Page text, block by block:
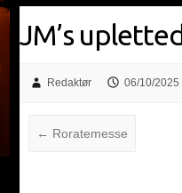
JM’s
Redaktør 06/10/2025
← Roratemesse